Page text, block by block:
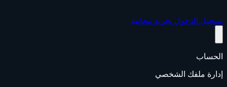
تسجيل الدخول تجربة مجانية
الحساب
إدارة ملفك الشخصي